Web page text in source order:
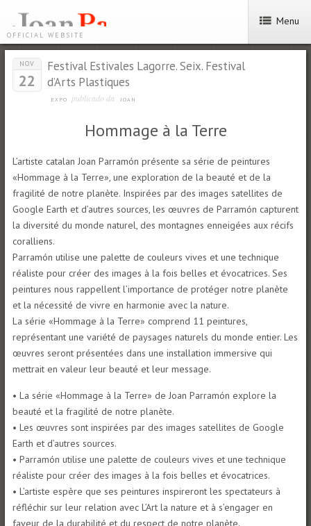
OFFICIAL WEBSITE
Menu
NOV
22
Festival Estivales Lagorre. Seix. Festival
d’Arts Plastiques
EXPO publicado da JOAN
Hommage à la Terre
L’artiste catalan Joan Parramón présente sa série de peintures
«Hommage à la Terre», une exploration de la beauté et de la
fragilité de notre planète. Inspirées par des images satellites de
Google Earth et d’autres sources, les œuvres de Parramón capturent
la diversité du monde naturel, des montagnes enneigées aux récifs
coralliens.
Parramón utilise une palette de couleurs vives et une technique
réaliste pour créer des images à la fois belles et évocatrices. Ses
peintures nous rappellent l’importance de protéger notre planète
et la nécessité de vivre en harmonie avec la nature.
La série «Hommage à la Terre» comprend 11 peintures,
représentant une variété de paysages naturels du monde entier. Les
œuvres seront présentées dans une installation immersive qui
mettrait en valeur leur beauté et leur message.
• La série «Hommage à la Terre» de Joan Parramón explore la
beauté et la fragilité de notre planète.
• Les œuvres sont inspirées par des images satellites de Google
Earth et d’autres sources.
• Parramón utilise une palette de couleurs vives et une technique
réaliste pour créer des images à la fois belles et évocatrices.
• L’artiste espère que ses peintures inspireront les spectateurs à
réfléchir sur leur relation avec L’Art la nature et à s’engager en
faveur de la durabilité et du respect de notre planète.